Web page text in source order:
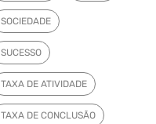
SOCIEDADE
SUCESSO
TAXA DE ATIVIDADE
TAXA DE CONCLUSÃO